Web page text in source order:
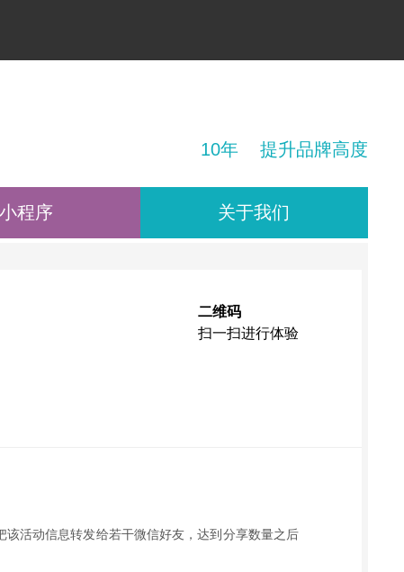
10年 提升品牌高度
小程序 关于我们
二维码
扫一扫进行体验
活动信息转发给若干微信好友，达到分享数量之后